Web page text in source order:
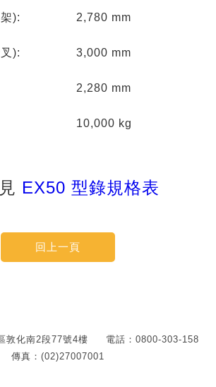
): 2,780 mm
): 3,000 mm
2,280 mm
10,000 kg
EX50 型錄規格表
敦化南2段77號4樓
電話：0800-303-158
傳真：(02)27007001